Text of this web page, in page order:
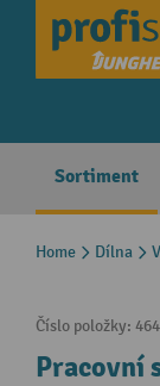
Skip to
Sortiment
Home Dílna
Číslo položky:
Pracovní